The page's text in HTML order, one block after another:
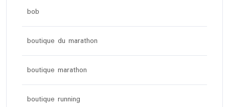
bob
boutique du marathon
boutique marathon
boutique running